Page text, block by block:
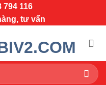
794 116
tư vấn